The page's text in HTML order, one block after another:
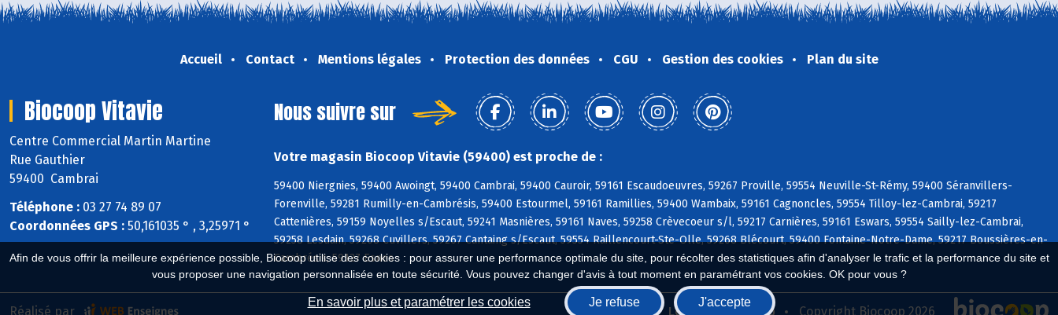
Afin de vous offrir la meilleure expérience possible, Biocoop utilise des cookies : pour assurer une performance optimale du site, pour récolter des statistiques afin d'analyser le trafic et la performance du site et
vous proposer une navigation personnalisée en toute sécurité. Vous pouvez changer d'avis à tout moment en paramétrant vos cookies. OK pour vous ?
En savoir plus et paramétrer les cookies Je refuse J'accepte
Accueil Contact Mentions légales Protection des données CGU Gestion des cookies Plan du site
Biocoop Vitavie
Centre Commercial Martin Martine
Rue Gauthier
59400 Cambrai
Téléphone : 03 27 74 89 07
Coordonnées GPS : 50,161035 ° , 3,25971 °
Nous suivre sur
Votre magasin Biocoop Vitavie (59400) est proche de :
59400 Niergnies, 59400 Awoingt, 59400 Cambrai, 59400 Cauroir, 59161 Escaudoeuvres, 59267 Proville, 59554 Neuville-St-Rémy, 59400 Séranvillers-
Forenville, 59281 Rumilly-en-Cambrésis, 59400 Estourmel, 59161 Ramillies, 59400 Wambaix, 59161 Cagnoncles, 59554 Tilloy-lez-Cambrai, 59217
Cattenières, 59159 Noyelles s/Escaut, 59241 Masnières, 59161 Naves, 59258 Crèvecoeur s/l, 59217 Carnières, 59161 Eswars, 59554 Sailly-lez-Cambrai,
59258 Lesdain, 59268 Cuvillers, 59267 Cantaing s/Escaut, 59554 Raillencourt-Ste-Olle, 59268 Blécourt, 59400 Fontaine-Notre-Dame, 59217 Boussières-en-
Cambrésis, 59127 Esnes
Biocoop.fr Le réseau Biocoop Copyright Biocoop 2026
Réalisé par